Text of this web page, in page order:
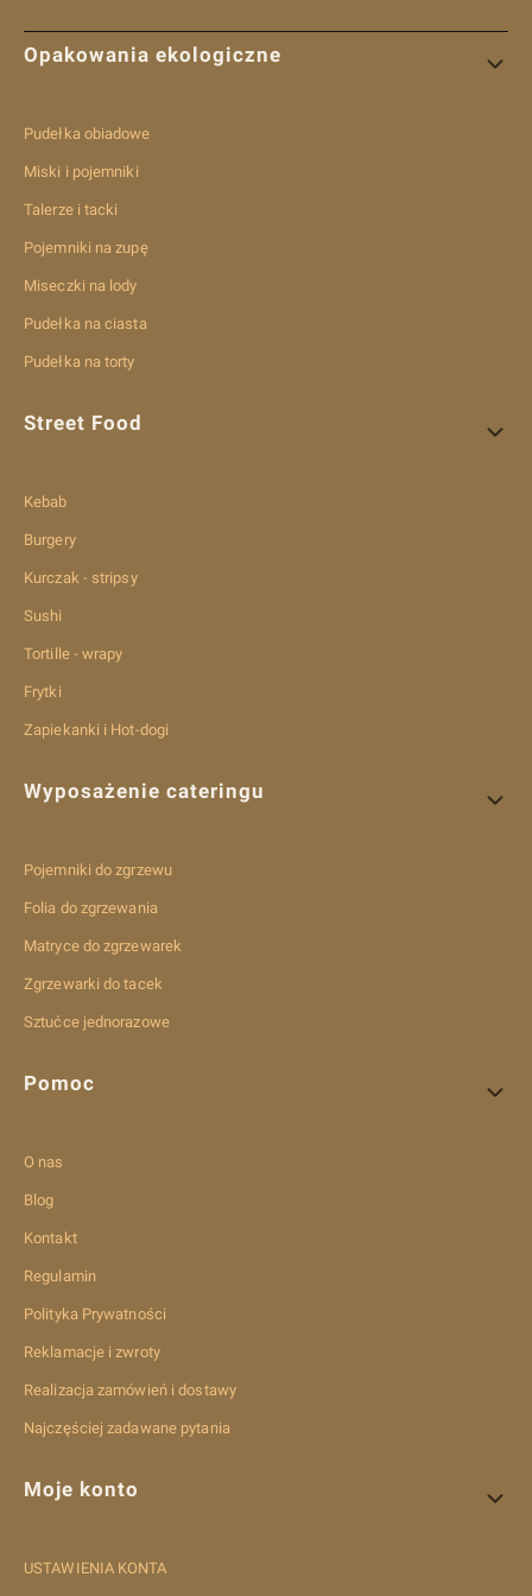
Linki w stopce
Opakowania ekologiczne
Pudełka obiadowe
Miski i pojemniki
Talerze i tacki
Pojemniki na zupę
Miseczki na lody
Pudełka na ciasta
Pudełka na torty
Street Food
Kebab
Burgery
Kurczak - stripsy
Sushi
Tortille - wrapy
Frytki
Zapiekanki i Hot-dogi
Wyposażenie cateringu
Pojemniki do zgrzewu
Folia do zgrzewania
Matryce do zgrzewarek
Zgrzewarki do tacek
Sztućce jednorazowe
Pomoc
O nas
Blog
Kontakt
Regulamin
Polityka Prywatności
Reklamacje i zwroty
Realizacja zamówień i dostawy
Najczęściej zadawane pytania
Moje konto
USTAWIENIA KONTA